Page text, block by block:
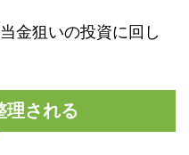
金狙いの投資に回し
理される